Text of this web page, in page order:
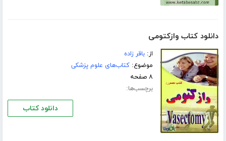
دانلود کتاب وازکتومی
از:باقر زاده
موضوع:کتاب‌های علوم پزشکی
۸ صفحه
برچسب‌ها:
دانلود کتاب